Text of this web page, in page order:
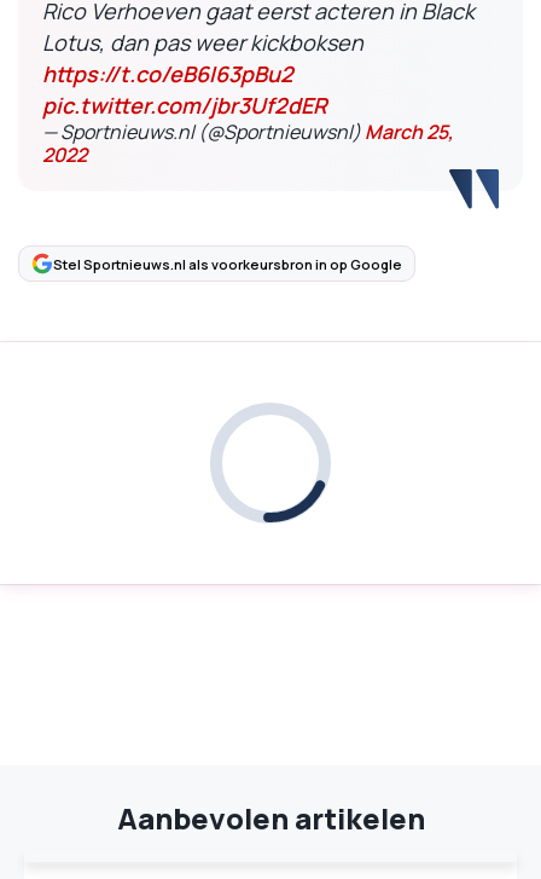
Rico Verhoeven gaat eerst acteren in Black
Lotus, dan pas weer kickboksen
https://t.co/eB6I63pBu2
pic.twitter.com/jbr3Uf2dER
— Sportnieuws.nl (@Sportnieuwsnl)March 25,
2022
Stel Sportnieuws.nl als voorkeursbron in op Google
Aanbevolen artikelen